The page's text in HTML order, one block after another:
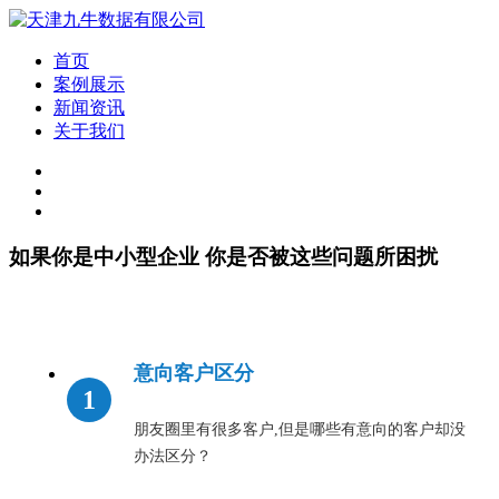
首页
案例展示
新闻资讯
关于我们
如果你是中小型企业 你是否被这些问题所困扰
意向客户区分
朋友圈里有很多客户,但是哪些有意向的客户却没
办法区分？